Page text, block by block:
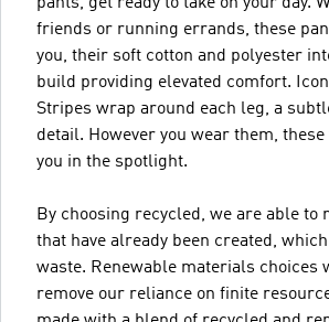
friends or running errands, these
you, their soft cotton and polyester
build providing elevated comfort.
Stripes wrap around each leg, a
detail. However you wear them,
you in the spotlight.
By choosing recycled, we are able to
that have already been created,
waste. Renewable materials choices
remove our reliance on finite